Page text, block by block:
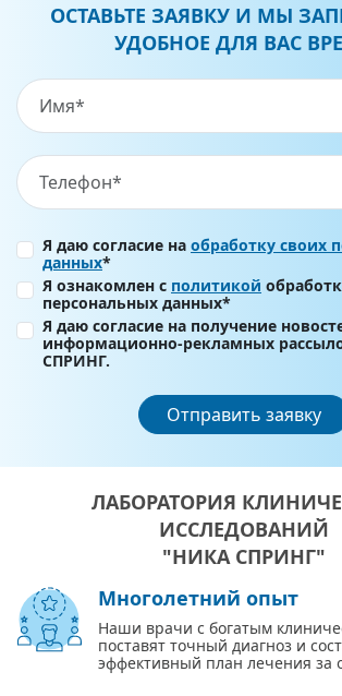
ОСТАВЬТЕ ЗАЯВКУ И МЫ
УДОБНОЕ ДЛЯ ВАС
Я даю согласие на обработку своих
данных*
Я ознакомлен с политикой
персональных данных*
Я даю согласие на получение
информационно-рекламных
СПРИНГ.
Отправить заявку
ЛАБОРАТОРИЯ
ИССЛЕДОВАНИЙ
"НИКА СПРИНГ"
Многолетний опыт
Наши врачи с богатым
поставят точный диагноз и
эффективный план лечения за